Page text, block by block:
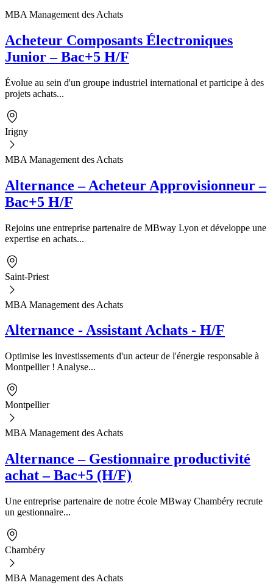
MBA Management des Achats
Acheteur Composants Électroniques
Junior – Bac+5 H/F
Évolue au sein d'un groupe industriel international et participe à des
projets achats...
Irigny
MBA Management des Achats
Alternance – Acheteur Approvisionneur –
Bac+5 H/F
Rejoins une entreprise partenaire de MBway Lyon et développe une
expertise en achats...
Saint-Priest
MBA Management des Achats
Alternance - Assistant Achats - H/F
Optimise les investissements d'un acteur de l'énergie responsable à
Montpellier ! Analyse...
Montpellier
MBA Management des Achats
Alternance – Gestionnaire productivité
achat – Bac+5 (H/F)
Une entreprise partenaire de notre école MBway Chambéry recrute
un gestionnaire...
Chambéry
MBA Management des Achats